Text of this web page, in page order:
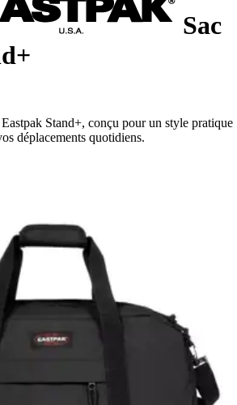
Sac
Stand+, conçu pour un style pratique
déplacements quotidiens.